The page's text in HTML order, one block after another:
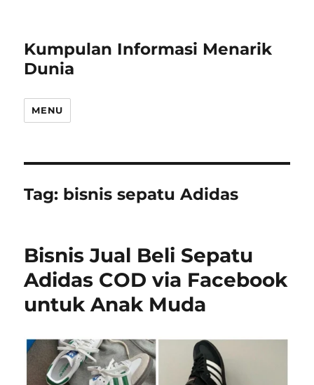
Kumpulan Informasi Menarik
Dunia
MENU
Tag: bisnis sepatu Adidas
Bisnis Jual Beli Sepatu
Adidas COD via Facebook
untuk Anak Muda